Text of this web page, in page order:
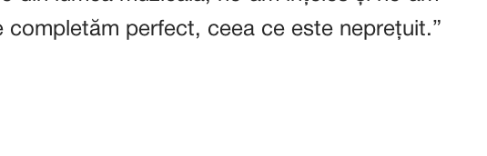
completăm perfect, ceea ce este neprețuit.”